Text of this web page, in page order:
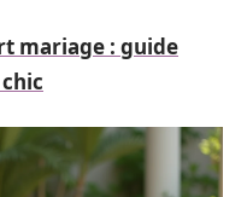
mariage : guide